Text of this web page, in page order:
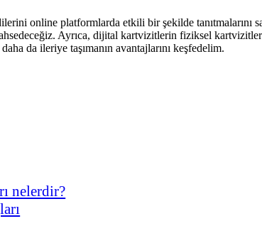
online platformlarda etkili bir şekilde tanıtmalarını
Ayrıca, dijital kartvizitlerin fiziksel kartvizitlere
da ileriye taşımanın avantajlarını keşfedelim.
nelerdir?